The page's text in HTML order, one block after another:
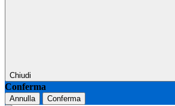
Chiudi
Conferma
Annulla Conferma